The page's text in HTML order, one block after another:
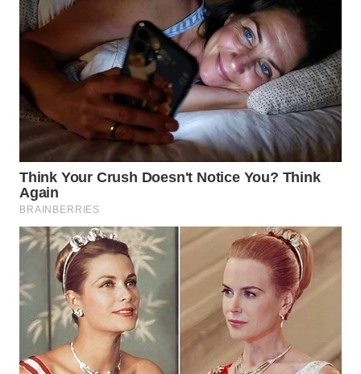
CIREBON
WN
INDRAMAYU
KUNINGAN
WN
MAJALENGKA
WN
SUBANG
WN
SUKABUMI
WN
PURWAKARTA